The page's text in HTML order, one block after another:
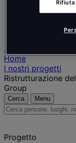
Português
Home
I nostri progetti
Ristrutturazione
Group
Cerca Menu
Cerca
notizie
Progetto